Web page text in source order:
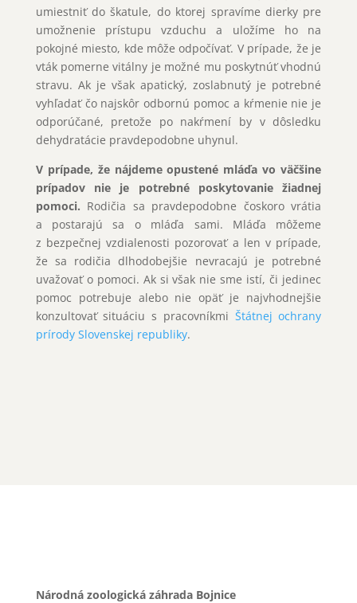
umiestniť do škatule, do ktorej spravíme dierky pre
umožnenie prístupu vzduchu a uložíme ho na
pokojné miesto, kde môže odpočívať. V prípade, že je
vták pomerne vitálny je možné mu poskytnúť vhodnú
stravu. Ak je však apatický, zoslabnutý je potrebné
vyhľadať čo najskôr odbornú pomoc a kŕmenie nie je
odporúčané, pretože po nakŕmení by v dôsledku
dehydratácie pravdepodobne uhynul.
V prípade, že nájdeme opustené mláďa vo väčšine
prípadov nie je potrebné poskytovanie žiadnej
pomoci. Rodičia sa pravdepodobne čoskoro vrátia
a postarajú sa o mláďa sami. Mláďa môžeme
z bezpečnej vzdialenosti pozorovať a len v prípade,
že sa rodičia dlhodobejšie nevracajú je potrebné
uvažovať o pomoci. Ak si však nie sme istí, či jedinec
pomoc potrebuje alebo nie opäť je najvhodnejšie
konzultovať situáciu s pracovníkmi Štátnej ochrany
prírody Slovenskej republiky.
Národná zoologická záhrada Bojnice